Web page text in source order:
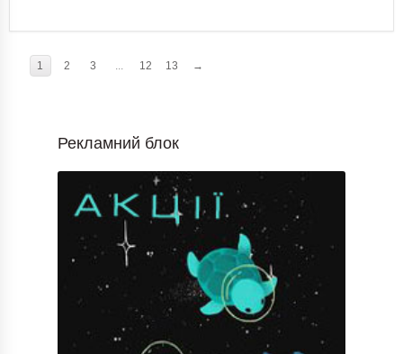
1 2 3 12 13 →
Рекламний блок